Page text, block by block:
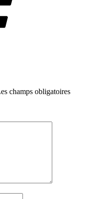
champs obligatoires